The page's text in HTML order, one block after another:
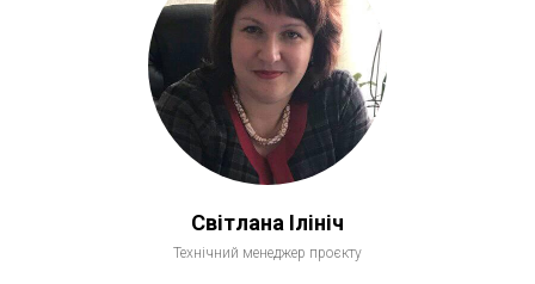
Світлана Ілініч
Технічний менеджер проєкту